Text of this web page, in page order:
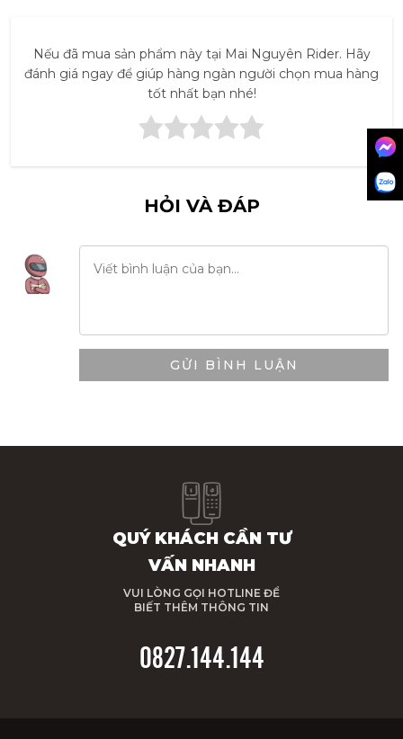
Nếu đã mua sản phẩm này tại Mai Nguyên Rider. Hãy
đánh giá ngay để giúp hàng ngàn người chọn mua hàng
tốt nhất bạn nhé!
HỎI VÀ ĐÁP
GỬI BÌNH LUẬN
QUÝ KHÁCH CẦN TƯ
VẤN NHANH
VUI LÒNG GỌI HOTLINE ĐỂ
BIẾT THÊM THÔNG TIN
0827.144.144